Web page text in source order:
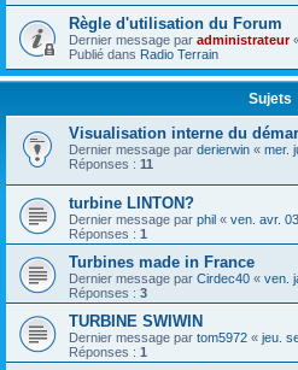
Règle d'utilisation du Forum
Dernier message par administrateur
Publié dans Radio Terrain
Sujets
Visualisation interne du
Dernier message par derierwin « mer.
Réponses : 11
turbine LINTON?
Dernier message par phil « ven. avr.
Réponses : 1
Turbines made in France
Dernier message par Cirdec40 « ven.
Réponses : 3
TURBINE SWIWIN
Dernier message par tom5972 « jeu.
Réponses : 1